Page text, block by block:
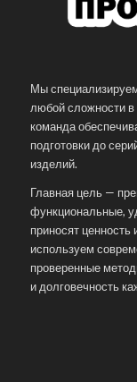
Мы
любой сложности
команда
подготовки до
изделий.
Главная цель —
функциональные,
приносят
используем
проверенные
и долговечность